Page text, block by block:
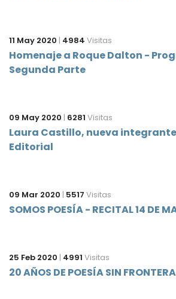
11 May 2020 | 4984 Visitas
Homenaje a Roque Dalton -
Segunda Parte
09 May 2020 | 6281 Visitas
Laura Castillo, nueva
Editorial
09 Mar 2020 | 5517 Visitas
SOMOS POESÍA - RECITAL 14 DE
25 Feb 2020 | 4991 Visitas
20 AÑOS DE POESÍA SIN